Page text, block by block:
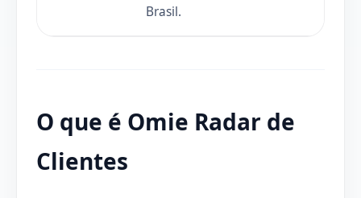
Brasil.
O que é Omie Radar de
Clientes